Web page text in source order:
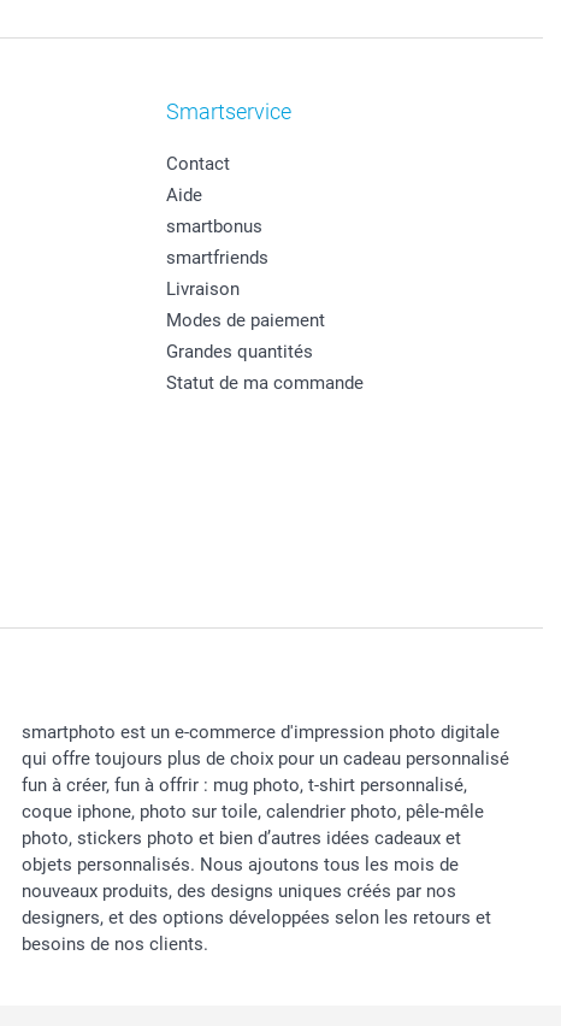
Smartservice
Contact
Aide
smartbonus
smartfriends
Livraison
Modes de paiement
Grandes quantités
Statut de ma commande
smartphoto est un e-commerce d'impression photo digitale
qui offre toujours plus de choix pour un cadeau personnalisé
fun à créer, fun à offrir : mug photo, t-shirt personnalisé,
coque iphone, photo sur toile, calendrier photo, pêle-mêle
photo, stickers photo et bien d’autres idées cadeaux et
objets personnalisés. Nous ajoutons tous les mois de
nouveaux produits, des designs uniques créés par nos
designers, et des options développées selon les retours et
besoins de nos clients.